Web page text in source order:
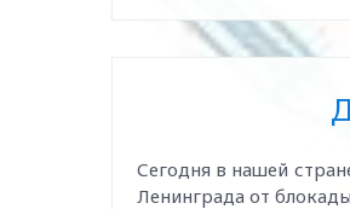
Сегодня в нашей
Ленинграда от